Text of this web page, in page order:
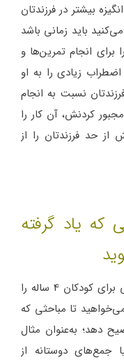
بیشتر در فرزندتان
باید زمانی باشد
برای انجام تمرین‌ها و
زیادی را به او
نسبت به انجام
کردنش، آن کار را
از حد فرزندتان را از
که یاد گرفته
یکی از عواملی که آموزش زبان انگلیسی برای کودکان 4 ساله را
تا مباحثی که
دهد؛ به‌عنوان مثال
جمع‌های دوستانه از